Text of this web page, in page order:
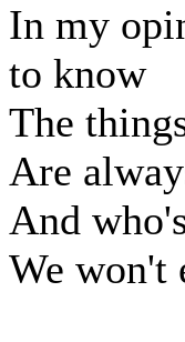
In my
to know
The
Are
And
We won't